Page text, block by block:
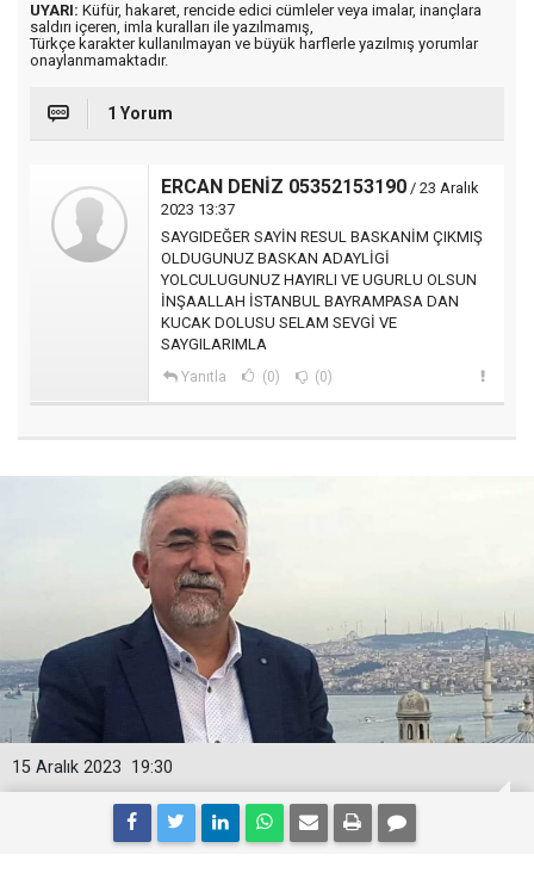
UYARI: Küfür, hakaret, rencide edici cümleler veya imalar, inançlara
saldırı içeren, imla kuralları ile yazılmamış,
Türkçe karakter kullanılmayan ve büyük harflerle yazılmış yorumlar
onaylanmamaktadır.
1 Yorum
ERCAN DENİZ 05352153190 / 23 Aralık
2023 13:37
SAYGIDEĞER SAYİN RESUL BASKANİM ÇIKMIŞ
OLDUGUNUZ BASKAN ADAYLİGİ
YOLCULUGUNUZ HAYIRLI VE UGURLU OLSUN
İNŞAALLAH İSTANBUL BAYRAMPASA DAN
KUCAK DOLUSU SELAM SEVGİ VE
SAYGILARIMLA
Yanıtla (0) (0)
19:30
15 Aralık 2023